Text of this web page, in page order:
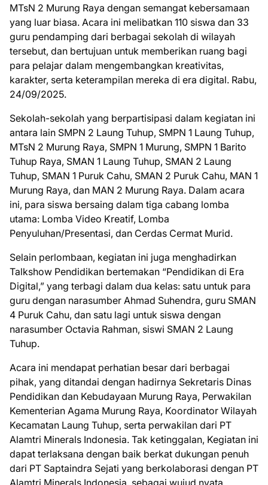
MTsN 2 Murung Raya dengan semangat kebersamaan
yang luar biasa. Acara ini melibatkan 110 siswa dan 33
guru pendamping dari berbagai sekolah di wilayah
tersebut, dan bertujuan untuk memberikan ruang bagi
para pelajar dalam mengembangkan kreativitas,
karakter, serta keterampilan mereka di era digital. Rabu,
24/09/2025.
Sekolah-sekolah yang berpartisipasi dalam kegiatan ini
antara lain SMPN 2 Laung Tuhup, SMPN 1 Laung Tuhup,
MTsN 2 Murung Raya, SMPN 1 Murung, SMPN 1 Barito
Tuhup Raya, SMAN 1 Laung Tuhup, SMAN 2 Laung
Tuhup, SMAN 1 Puruk Cahu, SMAN 2 Puruk Cahu, MAN 1
Murung Raya, dan MAN 2 Murung Raya. Dalam acara
ini, para siswa bersaing dalam tiga cabang lomba
utama: Lomba Video Kreatif, Lomba
Penyuluhan/Presentasi, dan Cerdas Cermat Murid.
Selain perlombaan, kegiatan ini juga menghadirkan
Talkshow Pendidikan bertemakan “Pendidikan di Era
Digital,” yang terbagi dalam dua kelas: satu untuk para
guru dengan narasumber Ahmad Suhendra, guru SMAN
4 Puruk Cahu, dan satu lagi untuk siswa dengan
narasumber Octavia Rahman, siswi SMAN 2 Laung
Tuhup.
Acara ini mendapat perhatian besar dari berbagai
pihak, yang ditandai dengan hadirnya Sekretaris Dinas
Pendidikan dan Kebudayaan Murung Raya, Perwakilan
Kementerian Agama Murung Raya, Koordinator Wilayah
Kecamatan Laung Tuhup, serta perwakilan dari PT
Alamtri Minerals Indonesia. Tak ketinggalan, Kegiatan ini
dapat terlaksana dengan baik berkat dukungan penuh
dari PT Saptaindra Sejati yang berkolaborasi dengan PT
Alamtri Minerals Indonesia, sebagai wujud nyata